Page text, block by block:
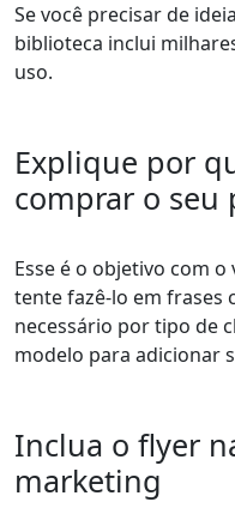
Se você precisar de
biblioteca inclui
uso.
Explique por
comprar o seu
Esse é o objetivo com o
tente fazê-lo em frases
necessário por tipo de
modelo para adicionar
Inclua o flyer
marketing